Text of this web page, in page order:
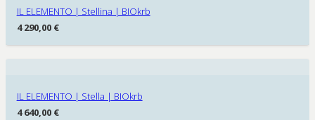
IL ELEMENTO | Stellina | BIOkrb
4 290,00 €
IL ELEMENTO | Stella | BIOkrb
4 640,00 €